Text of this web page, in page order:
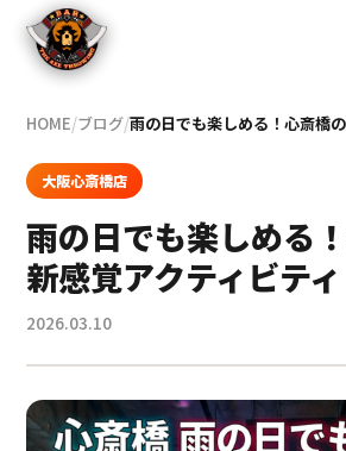
HOME/ブログ/雨の日でも楽しめる！心斎橋
大阪心斎橋店
雨の日でも楽しめる
新感覚アクティビティ
2026.03.10